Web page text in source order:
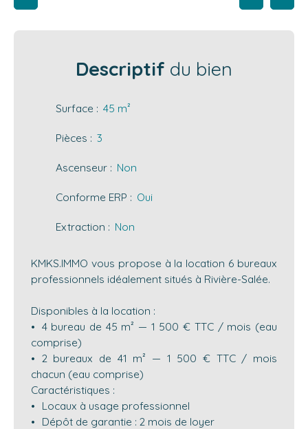
Descriptif du bien
Surface : 45 m²
Pièces : 3
Ascenseur : Non
Conforme ERP : Oui
Extraction : Non
KMKS.IMMO vous propose à la location 6 bureaux
professionnels idéalement situés à Rivière-Salée.
Disponibles à la location :
4 bureau de 45 m² — 1 500 € TTC / mois (eau
comprise)
2 bureaux de 41 m² — 1 500 € TTC / mois
chacun (eau comprise)
Caractéristiques :
Locaux à usage professionnel
Dépôt de garantie : 2 mois de loyer